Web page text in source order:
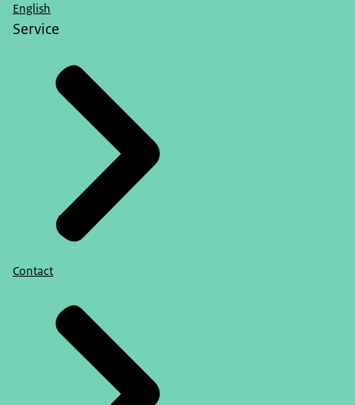
English
Service
Contact